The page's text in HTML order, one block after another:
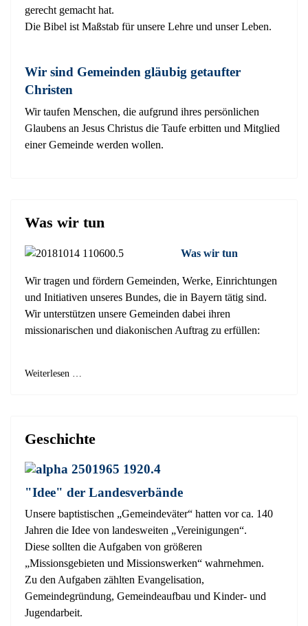
gerecht gemacht hat.
Die Bibel ist Maßstab für unsere Lehre und unser Leben.
Wir sind Gemeinden gläubig getaufter
Christen
Wir taufen Menschen, die aufgrund ihres persönlichen
Glaubens an Jesus Christus die Taufe erbitten und Mitglied
einer Gemeinde werden wollen.
Was wir tun
Was wir tun
Wir tragen und fördern Gemeinden, Werke, Einrichtungen
und Initiativen unseres Bundes, die in Bayern tätig sind.
Wir unterstützen unsere Gemeinden dabei ihren
missionarischen und diakonischen Auftrag zu erfüllen:
Weiterlesen …
Geschichte
"Idee" der Landesverbände
Unsere baptistischen „Gemeindeväter“ hatten vor ca. 140
Jahren die Idee von landesweiten „Vereinigungen“.
Diese sollten die Aufgaben von größeren
„Missionsgebieten und Missionswerken“ wahrnehmen.
Zu den Aufgaben zählten Evangelisation,
Gemeindegründung, Gemeindeaufbau und Kinder- und
Jugendarbeit.